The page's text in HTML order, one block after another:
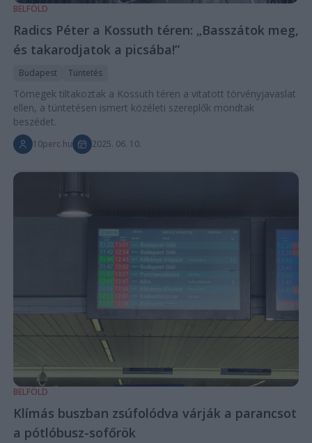
BELFÖLD
Radics Péter a Kossuth téren: „Basszátok meg,
és takarodjatok a picsába!”
Budapest Tüntetés
Tömegek tiltakoztak a Kossuth téren a vitatott törvényjavaslat
ellen, a tüntetésen ismert közéleti szereplők mondtak
beszédet.
10perc.hu 2025. 06. 10.
BELFÖLD
Klímás buszban zsúfolódva várják a parancsot
a pótlóbusz-sofőrök